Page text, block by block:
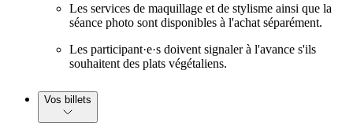
Les services de maquillage et de stylisme ainsi que la
séance photo sont disponibles à l'achat séparément.
Les participant·e·s doivent signaler à l'avance s'ils
souhaitent des plats végétaliens.
Vos billets